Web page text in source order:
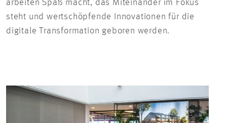
arbeiten Spaß macht, das Miteinander im Fokus
steht und wertschöpfende Innovationen für die
digitale Transformation geboren werden.